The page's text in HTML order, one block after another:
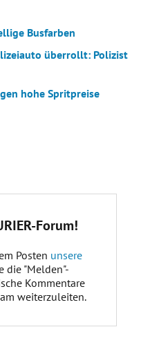
Busfarben
überrollt: Polizist
hohe Spritpreise